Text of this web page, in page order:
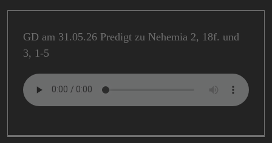
GD am 31.05.26 Predigt zu Nehemia 2, 18f. und
3, 1-5